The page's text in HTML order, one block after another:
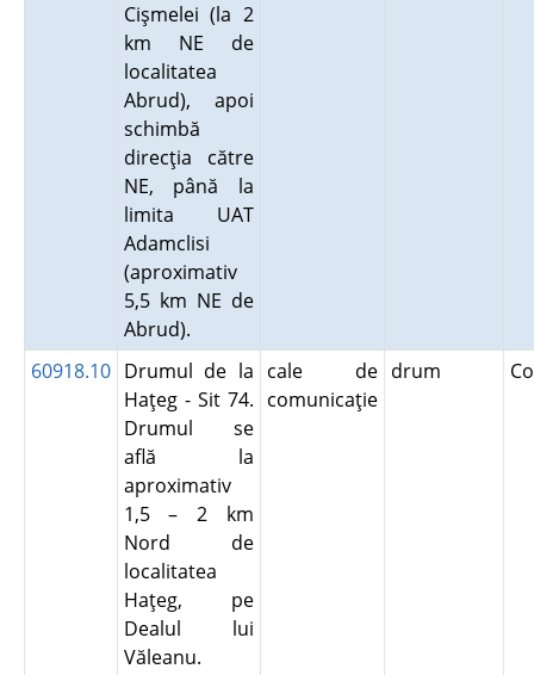
Cişmelei (la 2
km NE de
localitatea
Abrud), apoi
schimbă
direcţia către
NE, până la
limita UAT
Adamclisi
(aproximativ
5,5 km NE de
Abrud).
60918.10 Drumul de la
Haţeg - Sit 74.
Drumul se
află la
aproximativ
1,5 – 2 km
Nord de
localitatea
Haţeg, pe
Dealul lui
Văleanu.
cale de
comunicaţie
drum